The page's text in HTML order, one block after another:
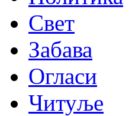
Свет
Забава
Огласи
Читуље